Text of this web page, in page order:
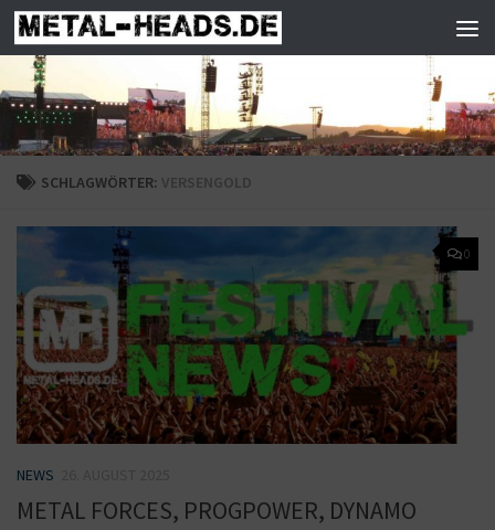
Zum Inhalt springen
SCHLAGWÖRTER: VERSENGOLD
0
NEWS
METAL FORCES, PROGPOWER, DYNAMO